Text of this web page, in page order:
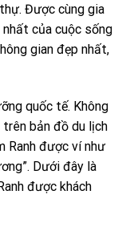
Được cùng gia
của cuộc sống
gian đẹp nhất,
quốc tế. Không
trên bản đồ du lịch
Ranh được ví như
Dưới đây là
được khách